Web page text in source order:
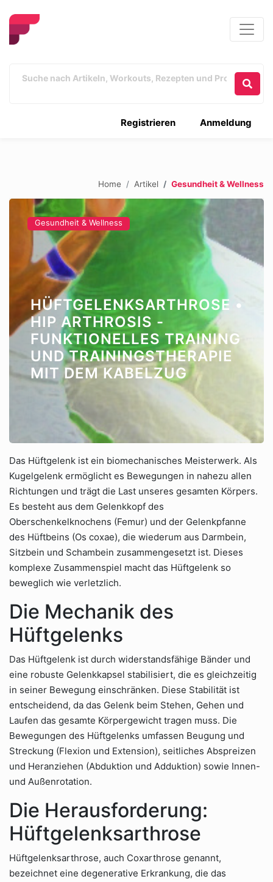
Anmeldung
Registrieren
Home Artikel Gesundheit & Wellness
Gesundheit & Wellness
HÜFTGELENKSARTHROSE •
HIP ARTHROSIS -
FUNKTIONELLES TRAINING
UND TRAININGSTHERAPIE
MIT DEM KABELZUG
Das Hüftgelenk ist ein biomechanisches Meisterwerk. Als
Kugelgelenk ermöglicht es Bewegungen in nahezu allen
Richtungen und trägt die Last unseres gesamten Körpers.
Es besteht aus dem Gelenkkopf des
Oberschenkelknochens (Femur) und der Gelenkpfanne
des Hüftbeins (Os coxae), die wiederum aus Darmbein,
Sitzbein und Schambein zusammengesetzt ist. Dieses
komplexe Zusammenspiel macht das Hüftgelenk so
beweglich wie verletzlich.
Die Mechanik des
Hüftgelenks
Das Hüftgelenk ist durch widerstandsfähige Bänder und
eine robuste Gelenkkapsel stabilisiert, die es gleichzeitig
in seiner Bewegung einschränken. Diese Stabilität ist
entscheidend, da das Gelenk beim Stehen, Gehen und
Laufen das gesamte Körpergewicht tragen muss. Die
Bewegungen des Hüftgelenks umfassen Beugung und
Streckung (Flexion und Extension), seitliches Abspreizen
und Heranziehen (Abduktion und Adduktion) sowie Innen-
und Außenrotation.
Die Herausforderung:
Hüftgelenksarthrose
Hüftgelenksarthrose, auch Coxarthrose genannt,
bezeichnet eine degenerative Erkrankung, die das